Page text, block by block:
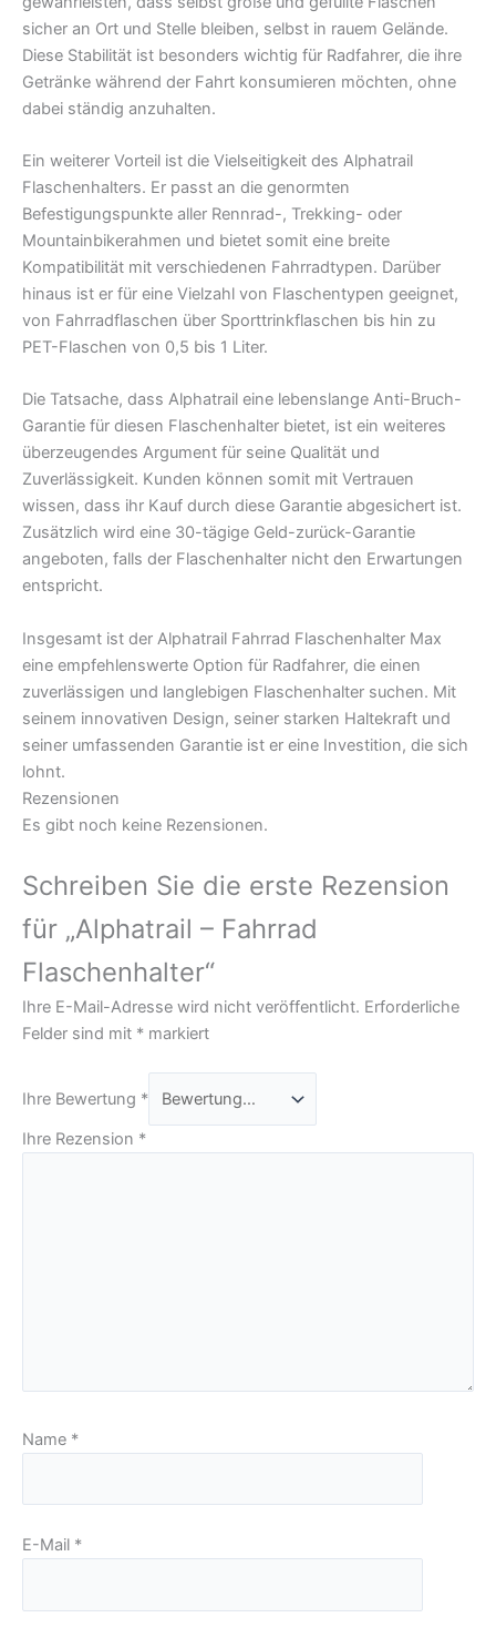
sicher an Ort und Stelle bleiben, selbst in rauem Gelände.
Diese Stabilität ist besonders wichtig für Radfahrer, die ihre
Getränke während der Fahrt konsumieren möchten, ohne
dabei ständig anzuhalten.
Ein weiterer Vorteil ist die Vielseitigkeit des Alphatrail
Flaschenhalters. Er passt an die genormten
Befestigungspunkte aller Rennrad-, Trekking- oder
Mountainbikerahmen und bietet somit eine breite
Kompatibilität mit verschiedenen Fahrradtypen. Darüber
hinaus ist er für eine Vielzahl von Flaschentypen geeignet,
von Fahrradflaschen über Sporttrinkflaschen bis hin zu
PET-Flaschen von 0,5 bis 1 Liter.
Die Tatsache, dass Alphatrail eine lebenslange Anti-Bruch-
Garantie für diesen Flaschenhalter bietet, ist ein weiteres
überzeugendes Argument für seine Qualität und
Zuverlässigkeit. Kunden können somit mit Vertrauen
wissen, dass ihr Kauf durch diese Garantie abgesichert ist.
Zusätzlich wird eine 30-tägige Geld-zurück-Garantie
angeboten, falls der Flaschenhalter nicht den Erwartungen
entspricht.
Insgesamt ist der Alphatrail Fahrrad Flaschenhalter Max
eine empfehlenswerte Option für Radfahrer, die einen
zuverlässigen und langlebigen Flaschenhalter suchen. Mit
seinem innovativen Design, seiner starken Haltekraft und
seiner umfassenden Garantie ist er eine Investition, die sich
lohnt.
Rezensionen
Es gibt noch keine Rezensionen.
Schreiben Sie die erste Rezension
für „Alphatrail – Fahrrad
Flaschenhalter“
Ihre E-Mail-Adresse wird nicht veröffentlicht. Erforderliche
Felder sind mit * markiert
Ihre Bewertung *
Ihre Rezension *
Name *
E-Mail *